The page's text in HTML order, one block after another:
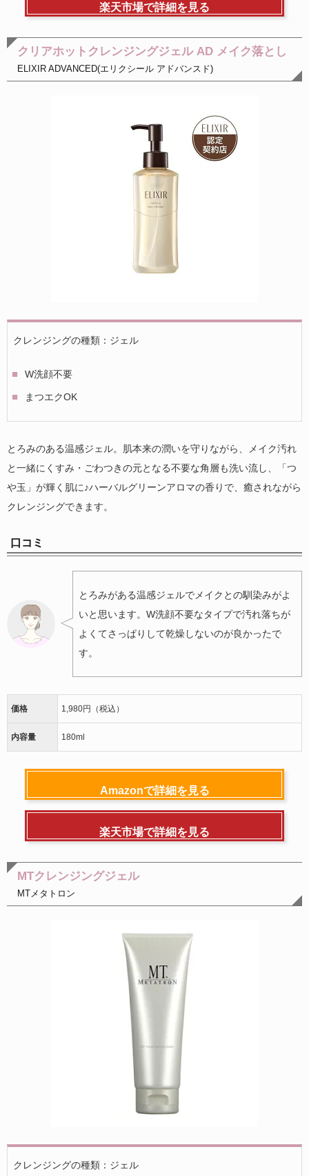
楽天市場で詳細を見る
クリアホットクレンジングジェル AD メイク落とし
ELIXIR ADVANCED(エリクシール アドバンスド)
クレンジングの種類：ジェル
W洗顔不要
まつエクOK
とろみのある温感ジェル。肌本来の潤いを守りながら、メイク汚れ
と一緒にくすみ・ごわつきの元となる不要な角層も洗い流し、「つ
や玉」が輝く肌に♪ハーバルグリーンアロマの香りで、癒されながら
クレンジングできます。
口コミ
とろみがある温感ジェルでメイクとの馴染みがよ
いと思います。W洗顔不要なタイプで汚れ落ちが
よくてさっぱりして乾燥しないのが良かったで
す。
価格 1,980円（税込）
内容量 180ml
Amazonで詳細を見る
楽天市場で詳細を見る
MTクレンジングジェル
MTメタトロン
クレンジングの種類：ジェル